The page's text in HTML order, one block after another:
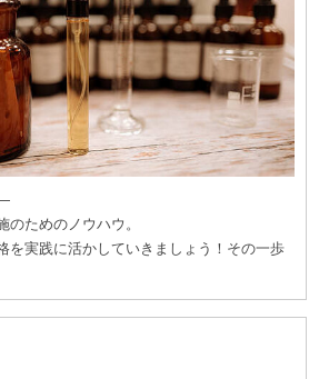
のためのノウハウ。
を実践に活かしていきましょう！その一歩